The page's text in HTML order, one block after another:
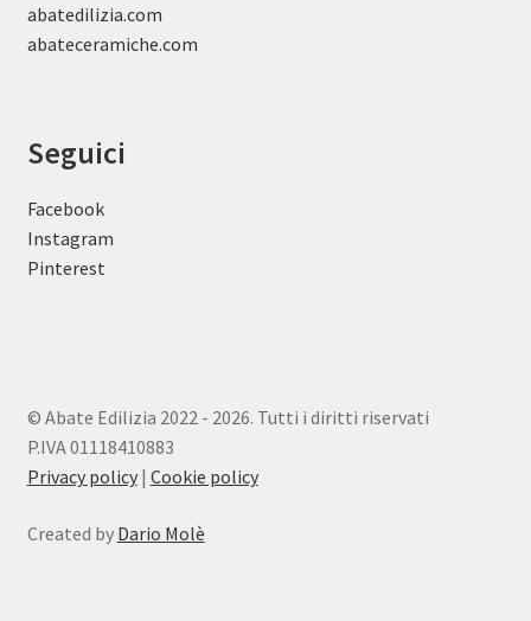
abatedilizia.com
abateceramiche.com
Seguici
Facebook
Instagram
Pinterest
© Abate Edilizia 2022 - 2026. Tutti i diritti riservati
P.IVA 01118410883
Privacy policy| Cookie policy
Created by Dario Molè